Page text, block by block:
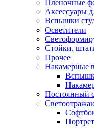
Пленочные
Аксессуары
Вспышки
Осветители
Стойки,
Прочее
Накамерные
Постоянный